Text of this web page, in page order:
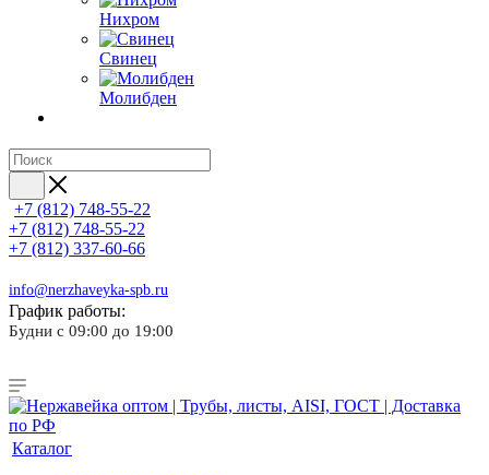
Нихром
Свинец
Молибден
+7 (812) 748-55-22
+7 (812) 748-55-22
+7 (812) 337-60-66
info@nerzhaveyka-spb.ru
График работы:
Будни с 09:00 до 19:00
Каталог